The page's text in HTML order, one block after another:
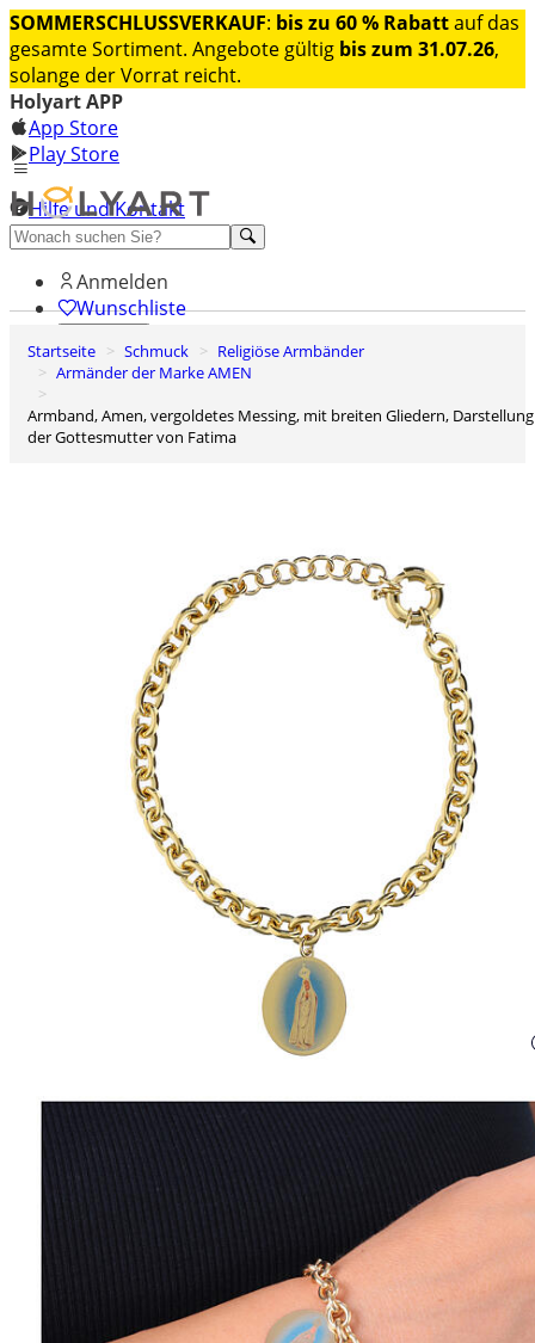
SOMMERSCHLUSSVERKAUF: bis zu 60 % Rabattauf das
gesamte Sortiment. Angebote gültig bis zum 31.07.26,
solange der Vorrat reicht.
Holyart APP
App Store
Play Store
Hilfe und Kontakt
Entdecken Sie Premium
Anmelden
Wunschliste
0
Warenkorb
Startseite Schmuck
Religiöse Armbänder
Armänder der Marke AMEN
Armband, Amen, vergoldetes Messing, mit breiten Gliedern, Darstellung
der Gottesmutter von Fatima